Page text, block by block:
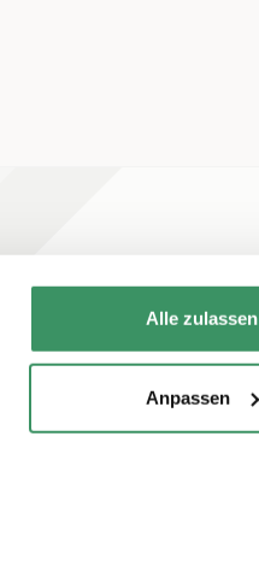
Alle zulassen
Anpassen